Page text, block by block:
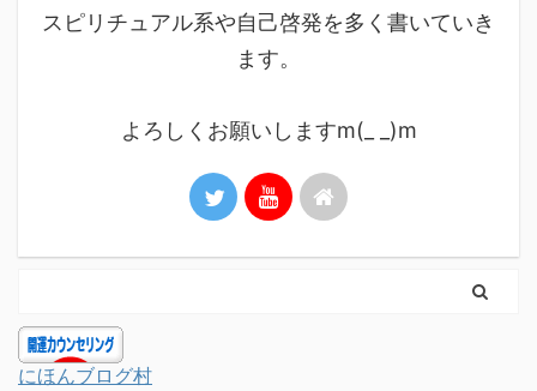
スピリチュアル系や自己啓発を多く書いていき
ます。
よろしくお願いしますm(_ _)m
にほんブログ村